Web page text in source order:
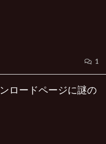
1
ロードページに謎の